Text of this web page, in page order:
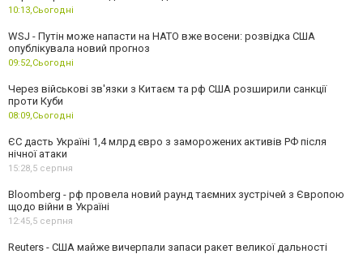
10:13,Сьогодні
WSJ - Путін може напасти на НАТО вже восени: розвідка США
опублікувала новий прогноз
09:52,Сьогодні
Через військові зв'язки з Китаєм та рф США розширили санкції
проти Куби
08:09,Сьогодні
ЄС дасть Україні 1,4 млрд євро з заморожених активів РФ після
нічної атаки
15:28,5 серпня
Bloomberg - рф провела новий раунд таємних зустрічей з Європою
щодо війни в Україні
12:45,5 серпня
Reuters - США майже вичерпали запаси ракет великої дальності